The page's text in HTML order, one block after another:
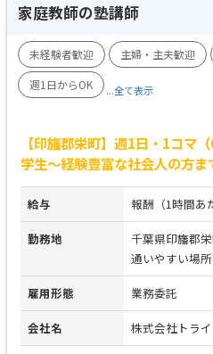
家庭教師の塾講師
未経験者歓迎 主婦・主夫歓迎
週1日からOK
...全て表示
【印旛郡栄町】週1日・1コマ
学生～経験豊富な社会人の方ま
給与 報酬（1時間あ
勤務地
千葉県印旛郡
通いやすい場所
雇用形態 業務委託
会社名 株式会社トライ